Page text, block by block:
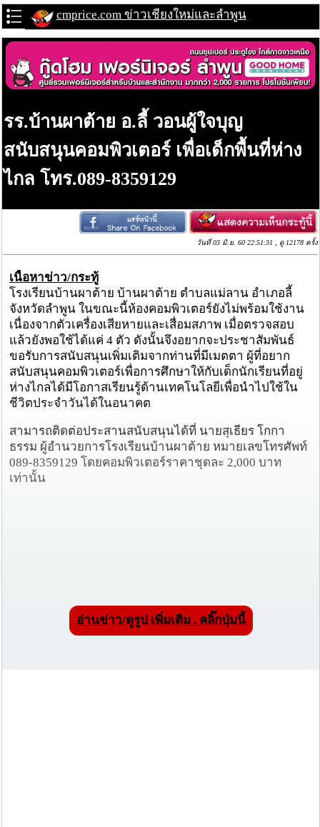
cmprice.com ข่าวเชียงใหม่และลำพูน
รร.บ้านผาต้าย อ.ลี้ วอนผู้ใจบุญ
สนับสนุนคอมพิวเตอร์ เพื่อเด็กพื้นที่ห่าง
ไกล โทร.089-8359129
วันที่ 03 มิ.ย. 60 22:51:31 , ดู 12178 ครั้ง
เนื้อหาข่าว/กระทู้
โรงเรียนบ้านผาต้าย บ้านผาต้าย ตำบลแม่ลาน อำเภอลี้
จังหวัดลำพูน ในขณะนี้ห้องคอมพิวเตอร์ยังไม่พร้อมใช้งาน
เนื่องจากตัวเครื่องเสียหายและเสื่อมสภาพ เมื่อตรวจสอบ
แล้วยังพอใช้ได้แค่ 4 ตัว ดังนั้นจึงอยากจะประชาสัมพันธ์
ขอรับการสนับสนุนเพิ่มเติมจากท่านที่มีเมตตา ผู้ที่อยาก
สนับสนุนคอมพิวเตอร์เพื่อการศึกษาให้กับเด็กนักเรียนที่อยู่
ห่างไกลได้มีโอกาสเรียนรู้ด้านเทคโนโลยีเพื่อนำไปใช้ใน
ชีวิตประจำวันได้ในอนาคต
สามารถติดต่อประสานสนับสนุนได้ที่ นายสุเธียร โกกา
ธรรม ผู้อำนวยการโรงเรียนบ้านผาต้าย หมายเลขโทรศัพท์
089-8359129 โดยคอมพิวเตอร์ราคาชุดละ 2,000 บาท
เท่านั้น
อ่านข่าว/ดูรูป เพิ่มเติม . คลิ๊กปุ่มนี้